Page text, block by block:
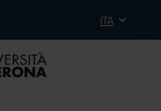
ITA